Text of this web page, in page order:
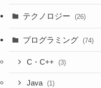
テクノロジー (26)
プログラミング (74)
C・C++ (3)
Java (1)